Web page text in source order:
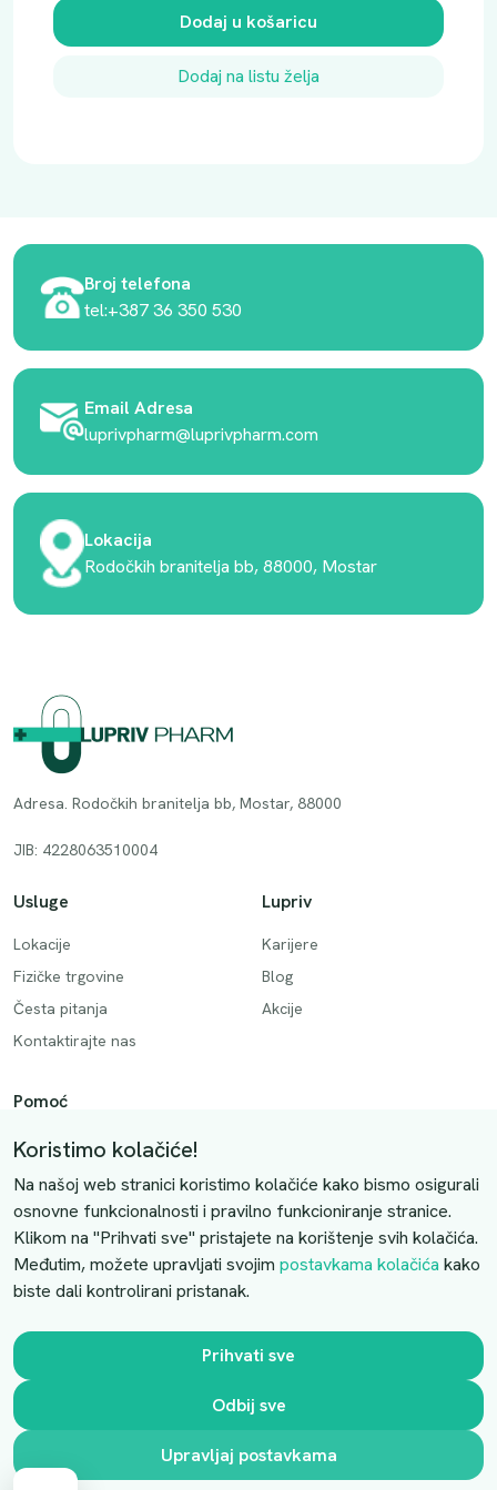
Dodaj u košaricu
Dodaj na listu želja
Broj telefona
tel:+387 36 350 530
Email Adresa
luprivpharm@luprivpharm.com
Lokacija
Rodočkih branitelja bb, 88000, Mostar
Adresa. Rodočkih branitelja bb, Mostar, 88000
JIB: 4228063510004
Usluge
Lokacije
Fizičke trgovine
Česta pitanja
Kontaktirajte nas
Lupriv
Karijere
Blog
Akcije
Pomoć
Način plaćanja
Dostava
Povrati i otkazivanje
Uslovi kupovine
Kontaktirajte nas
Slobodno nas kontaktirajte putem e-maila:
luprivpharm@luprivpharm.com
Ova stranica je zaštićena reCAPTCHA sustavom
Koristimo kolačiće!
Na našoj web stranici koristimo kolačiće kako bismo osigurali
osnovne funkcionalnosti i pravilno funkcioniranje stranice.
Klikom na "Prihvati sve" pristajete na korištenje svih kolačića.
Međutim, možete upravljati svojim postavkama kolačića kako
biste dali kontrolirani pristanak.
Prihvati sve
Odbij sve
Upravljaj postavkama